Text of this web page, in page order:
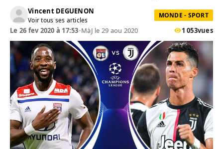
Vincent DEGUENON
Voir tous ses articles
MONDE - SPORT
Le 26 fev 2020 à 17:53•MàJ le 29 aou 2020 1 053vues